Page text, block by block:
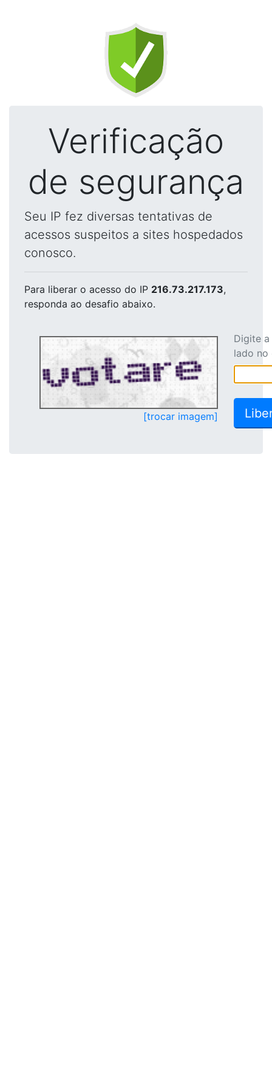
Verificação
de segurança
Seu IP fez diversas tentativas de
acessos suspeitos a sites hospedados
conosco.
Para liberar o acesso do IP 216.73.217.173,
responda ao desafio abaixo.
[trocar imagem]
Digite
lado no